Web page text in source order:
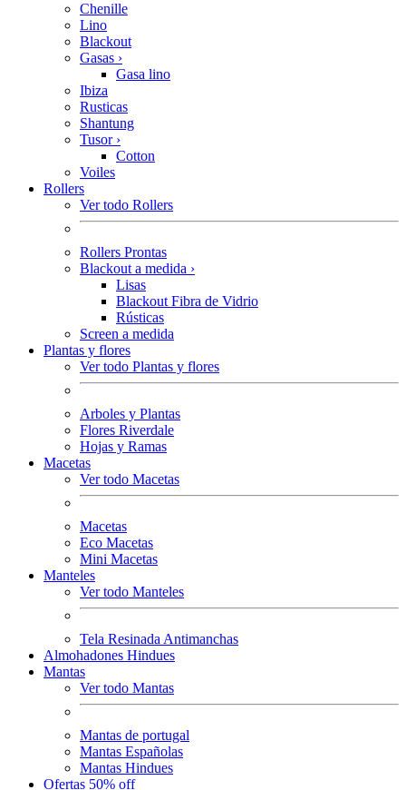
Chenille
Lino
Blackout
Gasas ›
Gasa lino
Ibiza
Rusticas
Shantung
Tusor ›
Cotton
Voiles
Rollers
Ver todo Rollers
Rollers Prontas
Blackout a medida ›
Lisas
Blackout Fibra de Vidrio
Rústicas
Screen a medida
Plantas y flores
Ver todo Plantas y flores
Arboles y Plantas
Flores Riverdale
Hojas y Ramas
Macetas
Ver todo Macetas
Macetas
Eco Macetas
Mini Macetas
Manteles
Ver todo Manteles
Tela Resinada Antimanchas
Almohadones Hindues
Mantas
Ver todo Mantas
Mantas de portugal
Mantas Españolas
Mantas Hindues
Ofertas 50% off